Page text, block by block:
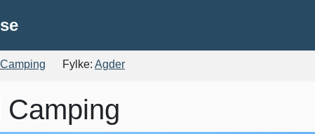
Camping Fylke: Agder
Camping